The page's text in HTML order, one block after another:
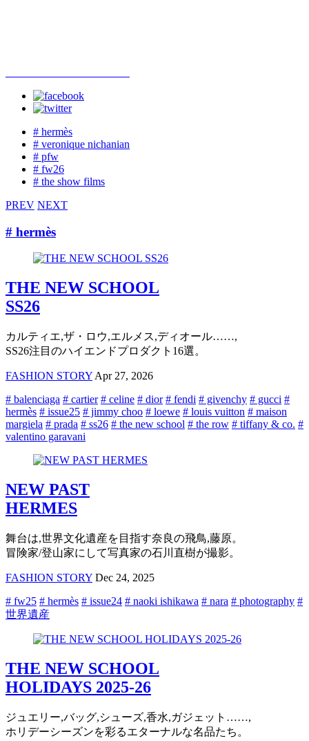
# hermès
# veronique nichanian
# pfw
# fw26
# the show films
PREV NEXT
# hermès
THE NEW SCHOOL
SS26
カルティエ,ザ・ロウ,エルメス,ディオール……,
SS26注目のハイエンドプロダクト16選。
FASHION STORY Apr 27, 2026
# balenciaga # cartier # celine # dior # fendi # givenchy # gucci #
hermès # issue25 # jimmy choo # loewe # louis vuitton # maison
margiela # prada # ss26 # the new school # the row # tiffany & co. #
valentino garavani
NEW PAST
HERMES
舞台は,世界文化遺産を目指す奈良の飛鳥,藤原。
冒険家/登山家にして写真家の石川直樹が撮影。
FASHION STORY Dec 24, 2025
# fw25 # hermès # issue24 # naoki ishikawa # nara # photography #
世界遺産
THE NEW SCHOOL
HOLIDAYS 2025-26
ジュエリー,バッグ,シューズ,香水,ガジェット……,
ホリデーシーズンを彩るエターナルな名品たち。